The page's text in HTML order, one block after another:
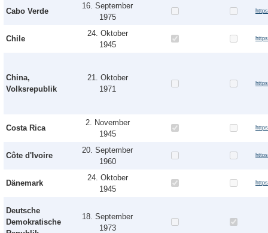
Cabo Verde
16. September
1975
Chile
24. Oktober
1945
China,
Volksrepublik
21. Oktober
1971
Costa Rica
2. November
1945
Côte d'Ivoire
20. September
1960
Dänemark
24. Oktober
1945
Deutsche
Demokratische
18. September
1973